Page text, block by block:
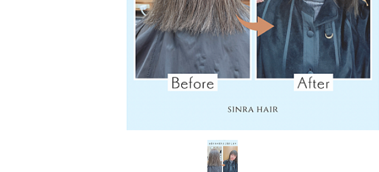
0263-32-3429